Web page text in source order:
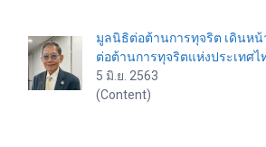
มูลนิธิต่อต้านการทุจริต เดินหน้
ต่อต้านการทุจริตแห่งประเทศไ
5 มิ.ย. 2563
(Content)